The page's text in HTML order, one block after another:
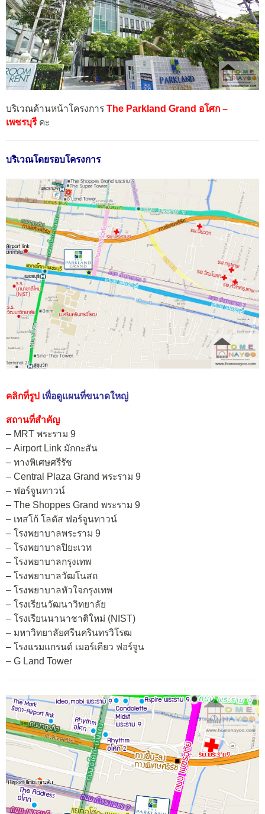
บริเวณด้านหน้าโครงการ The Parkland Grand อโศก –
เพชรบุรีคะ
บริเวณโดยรอบโครงการ
คลิกที่รูป เพื่อดูแผนที่ขนาดใหญ่
สถานที่สำคัญ
– MRT พระราม 9
– Airport Link มักกะสัน
– ทางพิเศษศรีรัช
– Central Plaza Grand พระราม 9
– ฟอร์จูนทาวน์
– The Shoppes Grand พระราม 9
– เทสโก้ โลตัส ฟอร์จูนทาวน์
– โรงพยาบาลพระราม 9
– โรงพยาบาลปิยะเวท
– โรงพยาบาลกรุงเทพ
– โรงพยาบาลวัฒโนสถ
– โรงพยาบาลหัวใจกรุงเทพ
– โรงเรียนวัฒนาวิทยาลัย
– โรงเรียนนานาชาติใหม่ (NIST)
– มหาวิทยาลัยศรีนครินทรวิโรฒ
– โรงแรมแกรนด์ เมอร์เคียว ฟอร์จูน
– G Land Tower